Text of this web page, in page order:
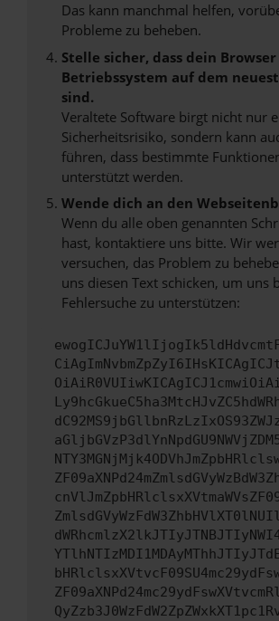
Das kann manchmal helfen,
Probleme zu beheben.
Stelle sicher, dass dein
Betriebssystem auf dem
sind.
Veraltete Software birgt nicht nur
Sicherheitsrisiko, sondern kann
führen, dass bestimmte
unterstützt werden.
Wende dich an den
Wenn du alle oben genannten
hast, kontaktiere uns bitte. Wir
versuchen, das Problem zu
uns diesen Text schicken, um uns
Fehlersuche zu unterstützen: